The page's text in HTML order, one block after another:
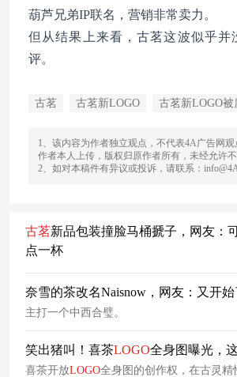
葫芦兄弟IP联名，营销非常卖力。
但从结果上来看，古茗这波似乎并
评。
古茗 古茗新LOGO 古茗新LOGO被
1、该内容为作者独立观点，不代表4A广告网
作者本人上传，版权归原作者所有，未经允许不
2、如对本稿件有异议或投诉，请联系：
古茗新品包装撞脸马桶搋子，网友：
点一杯
奈雪的茶改名Naisnow，网友：又开始
主打一个中西合璧。
笑出猪叫！喜茶LOGO全身图曝光，
喜茶开放LOGO全身图的创作权，在古灵